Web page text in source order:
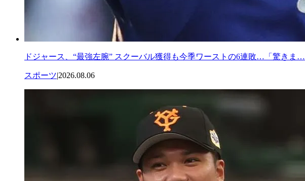
ドジャース、“最強左腕” スクーバル獲得も今季ワーストの6連敗…「驚きま…
スポーツ|2026.08.06